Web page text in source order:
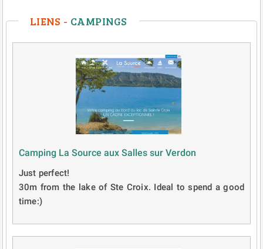
LIENS - CAMPINGS
Camping La Source aux Salles sur Verdon
Just perfect!
30m from the lake of Ste Croix. Ideal to spend a good
time:)